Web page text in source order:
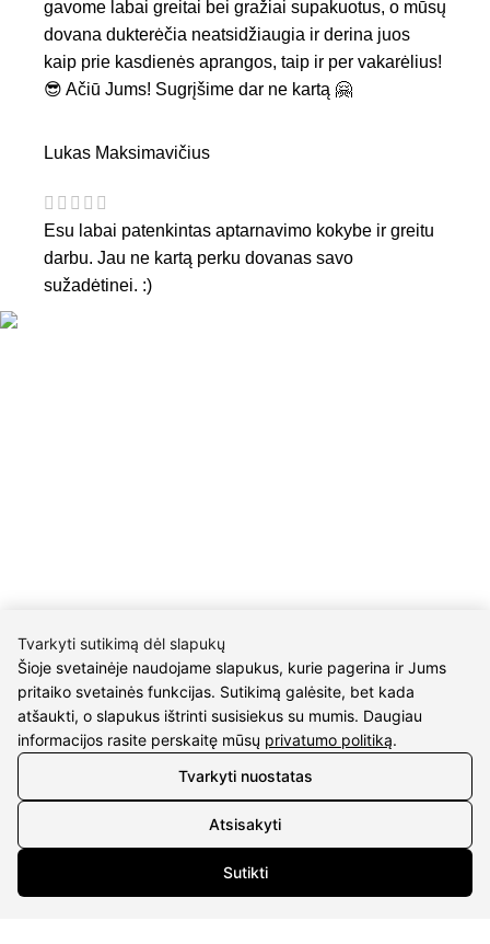
gavome labai greitai bei gražiai supakuotus, o mūsų
dovana dukterėčia neatsidžiaugia ir derina juos
kaip prie kasdienės aprangos, taip ir per vakarėlius!
😎 Ačiū Jums! Sugrįšime dar ne kartą 🤗
Lukas Maksimavičius
Esu labai patenkintas aptarnavimo kokybe ir greitu
darbu. Jau ne kartą perku dovanas savo
sužadėtinei. :)
P/C Aidas “Diaura” Druskininkai
REKVIZITAI
UAB Eidvina
Įm.kodas 304176340
Tvarkyti sutikimą dėl slapukų
Šioje svetainėje naudojame slapukus, kurie pagerina ir Jums
pritaiko svetainės funkcijas. Sutikimą galėsite, bet kada
atšaukti, o slapukus ištrinti susisiekus su mumis. Daugiau
informacijos rasite perskaitę mūsų privatumo politiką.
Tvarkyti nuostatas
Atsisakyti
Sutikti